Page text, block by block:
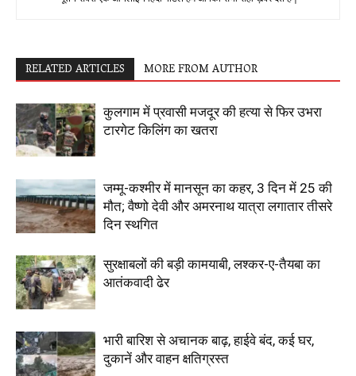
RELATED ARTICLES MORE FROM AUTHOR
कुलगाम में प्रवासी मजदूर की हत्या से फिर उभरा
टारगेट किलिंग का खतरा
जम्मू-कश्मीर में मानसून का कहर, 3 दिन में 25 की
मौत; वैष्णो देवी और अमरनाथ यात्रा लगातार तीसरे
दिन स्थगित
सुरक्षाबलों की बड़ी कामयाबी, लश्कर-ए-तैयबा का
आतंकवादी ढेर
भारी बारिश से अचानक बाढ़, हाईवे बंद, कई घर,
दुकानें और वाहन क्षतिग्रस्त